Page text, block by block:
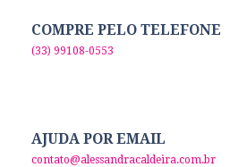
COMPRE PELO TELEFONE
(33) 99108-0553
AJUDA POR EMAIL
contato@alessandracaldeira.com.br